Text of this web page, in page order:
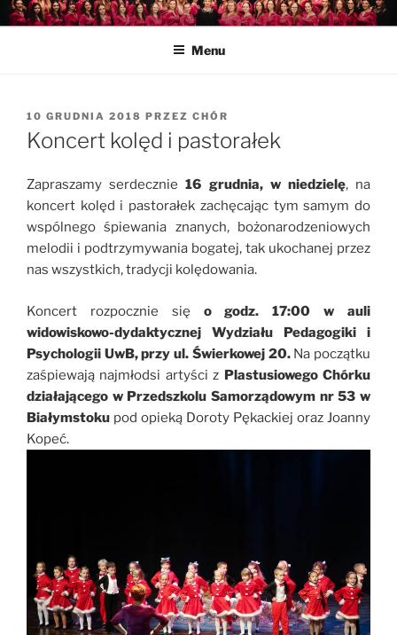
Przejdź
do
CHÓR AKADEMICKI
UNIWERSYTETU W
Informacje o chórze i nadchodzących wydarzeniach
Menu
OPUBLIKOWANE
W
10 GRUDNIA 2018 PRZEZ CHÓR
Koncert kolęd i pastorałek
Zapraszamy serdecznie16 grudnia, w niedzielę, na
koncert kolęd i pastorałek zachęcając tym samym do
wspólnego śpiewania znanych, bożonarodzeniowych
melodii i podtrzymywania bogatej, tak ukochanej przez
nas wszystkich, tradycji kolędowania.
Koncert rozpocznie się o godz. 17:00 w auli
widowiskowo-dydaktycznej Wydziału Pedagogiki i
Psychologii UwB, przy ul. Świerkowej 20.Na początku
zaśpiewają najmłodsi artyści z Plastusiowego Chórku
działającego w Przedszkolu Samorządowym nr 53 w
Białymstoku pod opieką Doroty Pękackiej oraz Joanny
Kopeć.